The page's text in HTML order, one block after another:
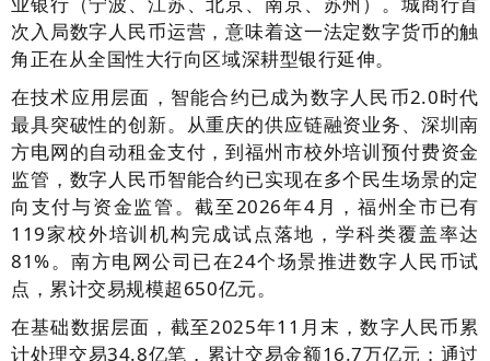
次入局数字人民币运营，意味着这一法定数字货币的触
角正在从全国性大行向区域深耕型银行延伸。
在技术应用层面，智能合约已成为数字人民币2.0时代
最具突破性的创新。从重庆的供应链融资业务、深圳南
方电网的自动租金支付，到福州市校外培训预付费资金
监管，数字人民币智能合约已实现在多个民生场景的定
向支付与资金监管。截至2026年4月，福州全市已有
119家校外培训机构完成试点落地，学科类覆盖率达
81%。南方电网公司已在24个场景推进数字人民币试
点，累计交易规模超650亿元。
在基础数据层面，截至2025年11月末，数字人民币累
计处理交易34.8亿笔，累计交易金额16.7万亿元；通过